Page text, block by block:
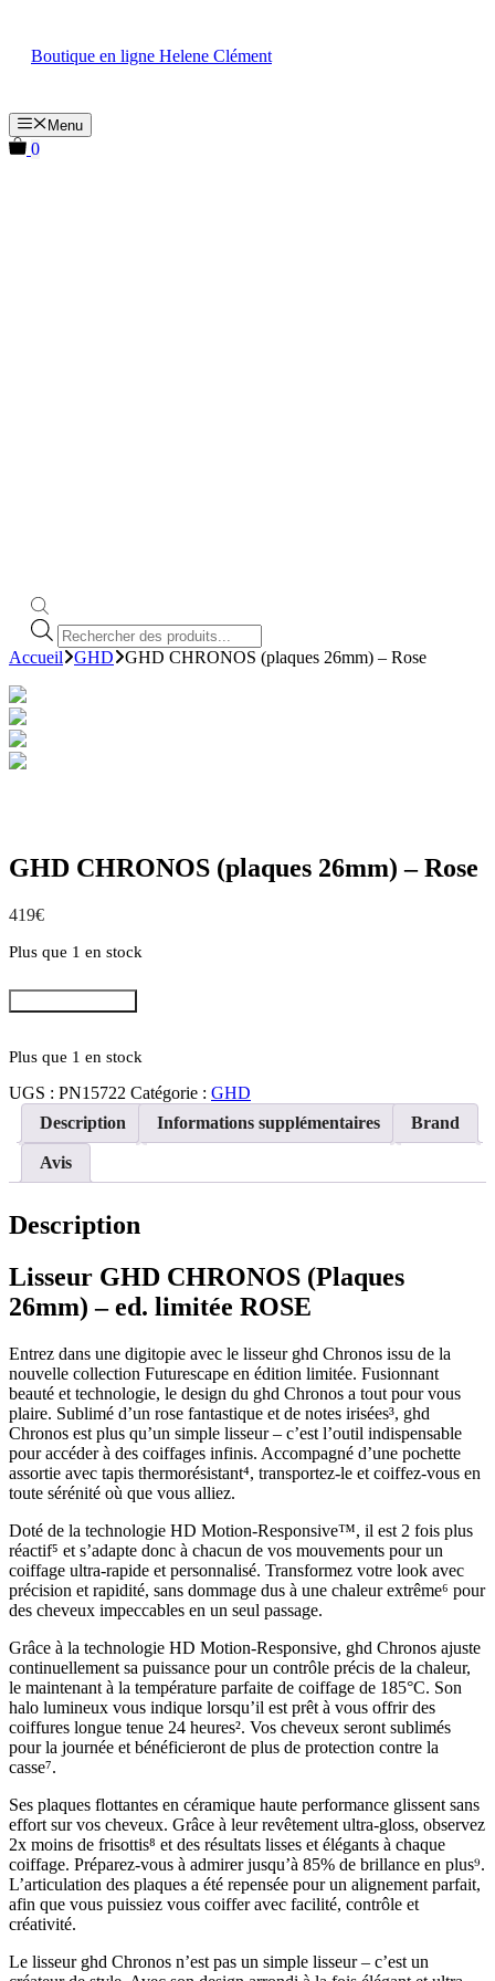
contenu
Boutique en ligne Helene Clément
Menu
0
Recherche
de
produits
Accueil GHD GHD CHRONOS (plaques 26mm) – Rose
GHD CHRONOS (plaques 26mm) – Rose
419€
Plus que 1 en stock
quantité
de
CHRONOS
26mm)
Rose
Plus que 1 en stock
UGS : PN15722 Catégorie : GHD
Description
Informations supplémentaires Brand
Avis
Description
Lisseur GHD CHRONOS (Plaques
26mm) – ed. limitée ROSE
Entrez dans une digitopie avec le lisseur ghd Chronos issu de la
nouvelle collection Futurescape en édition limitée. Fusionnant
beauté et technologie, le design du ghd Chronos a tout pour vous
plaire. Sublimé d’un rose fantastique et de notes irisées³, ghd
Chronos est plus qu’un simple lisseur – c’est l’outil indispensable
pour accéder à des coiffages infinis. Accompagné d’une pochette
assortie avec tapis thermorésistant⁴, transportez-le et coiffez-vous en
toute sérénité où que vous alliez.
Doté de la technologie HD Motion-Responsive™, il est 2 fois plus
réactif⁵ et s’adapte donc à chacun de vos mouvements pour un
coiffage ultra-rapide et personnalisé. Transformez votre look avec
précision et rapidité, sans dommage dus à une chaleur extrême⁶ pour
des cheveux impeccables en un seul passage.
Grâce à la technologie HD Motion-Responsive, ghd Chronos ajuste
continuellement sa puissance pour un contrôle précis de la chaleur,
le maintenant à la température parfaite de coiffage de 185°C. Son
halo lumineux vous indique lorsqu’il est prêt à vous offrir des
coiffures longue tenue 24 heures². Vos cheveux seront sublimés
pour la journée et bénéficieront de plus de protection contre la
casse⁷.
Ses plaques flottantes en céramique haute performance glissent sans
effort sur vos cheveux. Grâce à leur revêtement ultra-gloss, observez
2x moins de frisottis⁸ et des résultats lisses et élégants à chaque
coiffage. Préparez-vous à admirer jusqu’à 85% de brillance en plus⁹.
L’articulation des plaques a été repensée pour un alignement parfait,
afin que vous puissiez vous coiffer avec facilité, contrôle et
créativité.
Le lisseur ghd Chronos n’est pas un simple lisseur – c’est un